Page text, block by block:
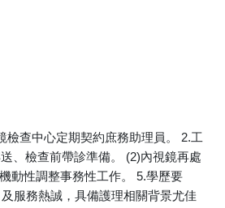
查中心定期契約庶務助理員。 2.工
、檢查前帶診準備。 (2)內視鏡再處
動性調整事務性工作。 5.學歷要
服務熱誠，具備護理相關背景尤佳